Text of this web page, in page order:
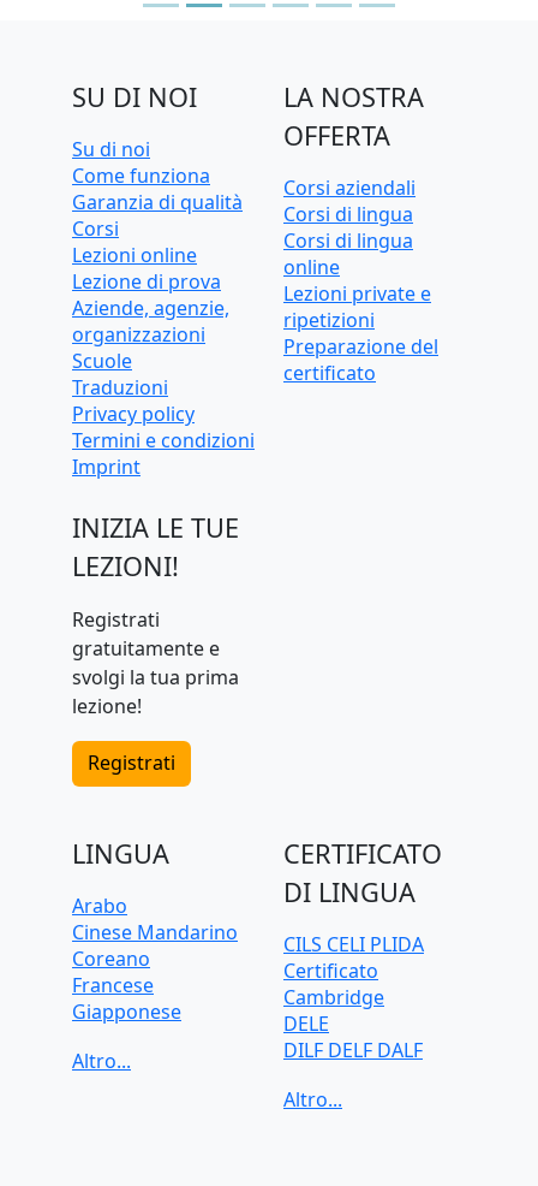
SU DI NOI
Su di noi
Come funziona
Garanzia di qualità
Corsi
Lezioni online
Lezione di prova
Aziende, agenzie,
organizzazioni
Scuole
Traduzioni
Privacy policy
Termini e condizioni
Imprint
INIZIA LE TUE
LEZIONI!
Registrati
gratuitamente e
svolgi la tua prima
lezione!
Registrati
LA NOSTRA
OFFERTA
Corsi aziendali
Corsi di lingua
Corsi di lingua
online
Lezioni private e
ripetizioni
Preparazione del
certificato
LINGUA
Arabo
Cinese Mandarino
Coreano
Francese
Giapponese
Inglese
CERTIFICATO
DI LINGUA
CILS CELI PLIDA
Certificato
Cambridge
DELE
DILF DELF DALF
IELTS